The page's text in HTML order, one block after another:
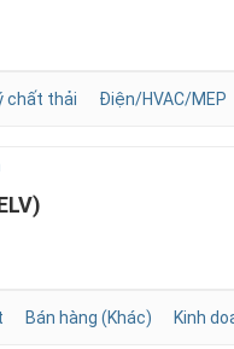
chất thải Điện/HVAC/MEP
Bán hàng (Khác) Kinh